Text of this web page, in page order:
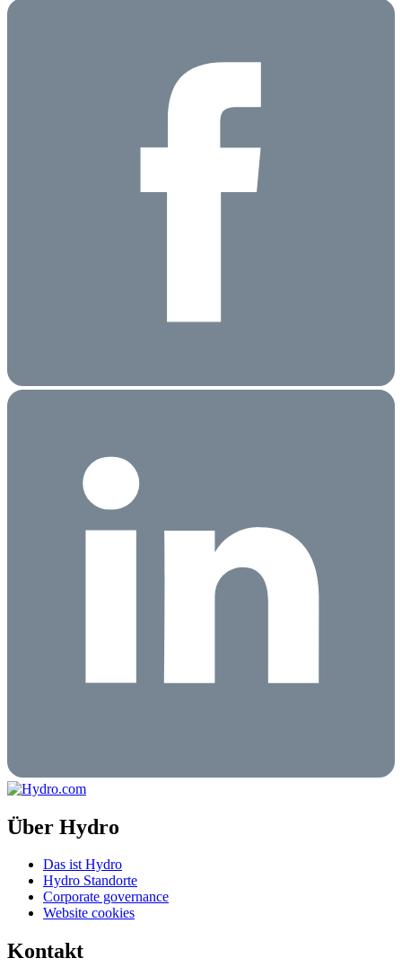
Über Hydro
Das ist Hydro
Hydro Standorte
Corporate governance
Website cookies
Kontakt